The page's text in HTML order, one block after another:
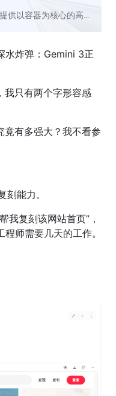
供以容器为核心的高
水炸弹：Gemini 3正
我只有两个字形容感
竟有多强大？我不看参
能力。
我复刻该网站首页”，
师需要几天的工作。